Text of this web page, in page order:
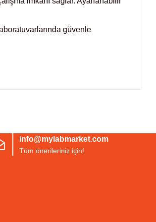
güvenle
info@mylabmarket.com
Tüm önerileriniz için!